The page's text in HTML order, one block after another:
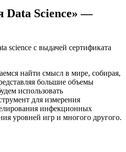
Data Science» —
найти смысл в мире, собирая,
большие объемы
использовать
для измерения
инфекционных
уровней игр и многого другого.​